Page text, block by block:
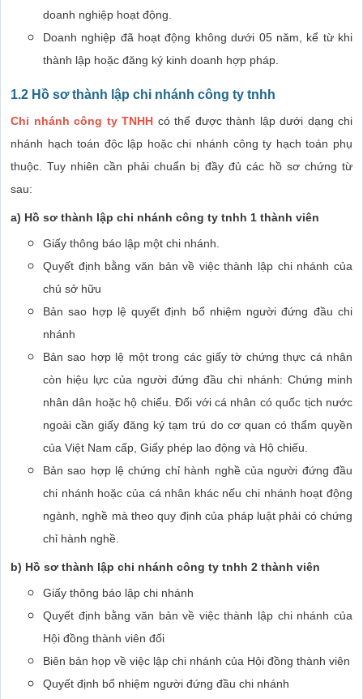
doanh nghiệp hoạt động.
Doanh nghiệp đã hoạt động không dưới 05 năm, kể từ khi
thành lập hoặc đăng ký kinh doanh hợp pháp.
1.2 Hồ sơ thành lập chi nhánh công ty tnhh
Chi nhánh công ty TNHH có thể được thành lập dưới dạng chi
nhánh hạch toán độc lập hoặc chi nhánh công ty hạch toán phụ
thuộc. Tuy nhiên cần phải chuẩn bị đầy đủ các hồ sơ chứng từ
sau:
a) Hồ sơ thành lập chi nhánh công ty tnhh 1 thành viên
Giấy thông báo lập một chi nhánh.
Quyết định bằng văn bản về việc thành lập chi nhánh của
chủ sở hữu
Bản sao hợp lệ quyết định bổ nhiệm người đứng đầu chi
nhánh
Bản sao hợp lệ một trong các giấy tờ chứng thực cá nhân
còn hiệu lực của người đứng đầu chi nhánh: Chứng minh
nhân dân hoặc hộ chiếu. Đối với cá nhân có quốc tịch nước
ngoài cần giấy đăng ký tạm trú do cơ quan có thẩm quyền
của Việt Nam cấp, Giấy phép lao động và Hộ chiếu.
Bản sao hợp lệ chứng chỉ hành nghề của người đứng đầu
chi nhánh hoặc của cá nhân khác nếu chi nhánh hoạt động
ngành, nghề mà theo quy định của pháp luật phải có chứng
chỉ hành nghề.
b) Hồ sơ thành lập chi nhánh công ty tnhh 2 thành viên
Giấy thông báo lập chi nhánh
Quyết định bằng văn bản về việc thành lập chi nhánh của
Hội đồng thành viên đối
Biên bản họp về việc lập chi nhánh của Hội đồng thành viên
Quyết định bổ nhiệm người đứng đầu chi nhánh